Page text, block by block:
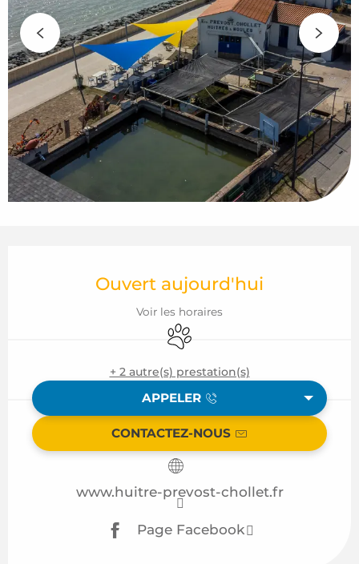
Ouvert aujourd'hui
Voir les horaires
Animaux acceptés
+ 2 autre(s) prestation(s)
APPELER
CONTACTEZ-NOUS
www.huitre-prevost-chollet.fr
Page Facebook